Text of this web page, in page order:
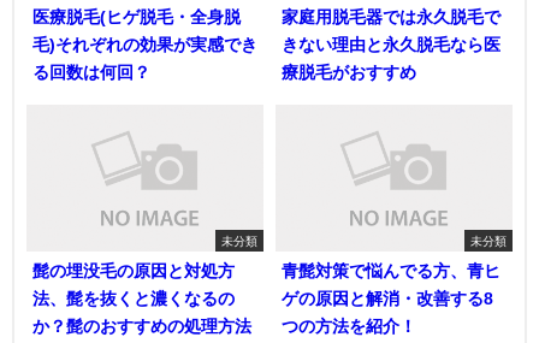
医療脱毛(ヒゲ脱毛・全身脱
毛)それぞれの効果が実感でき
る回数は何回？
家庭用脱毛器では永久脱毛で
きない理由と永久脱毛なら医
療脱毛がおすすめ
未分類
髭の埋没毛の原因と対処方
法、髭を抜くと濃くなるの
か？髭のおすすめの処理方法
未分類
青髭対策で悩んでる方、青ヒ
ゲの原因と解消・改善する8
つの方法を紹介！